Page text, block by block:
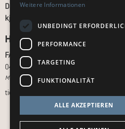
Datenschutz
kj.de
Hilfe & Support
FAQ
040 - 413 22 60
Montag bis Freitag, 10:00 bis 18:00 Uhr
tickets@kj.de
Weitere Informationen
UNBEDINGT
PERFORMANCE
TARGETING
FUNKTIONALITÄT
ALLE AKZEPTIEREN